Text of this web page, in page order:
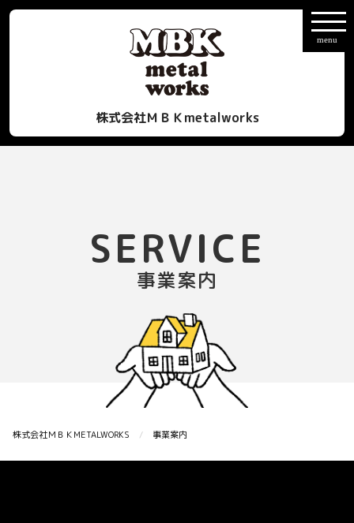
株式会社ＭＢＫmetalworks
SERVICE
事業案内
株式会社ＭＢＫMETALWORKS 事業案内